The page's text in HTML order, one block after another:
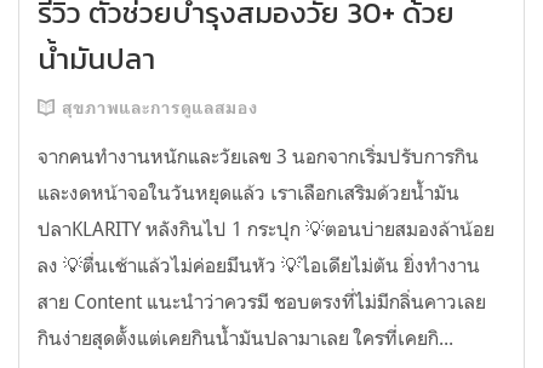
รีวิว ตัวช่วยบำรุงสมองวัย 30+ ด้วย
น้ำมันปลา
สุขภาพและการดูแลสมอง
จากคนทำงานหนักและวัยเลข 3 นอกจากเริ่มปรับการกิน
และงดหน้าจอในวันหยุดแล้ว เราเลือกเสริมด้วยน้ำมัน
ปลาKLARITY หลังกินไป 1 กระปุก 💡ตอนบ่ายสมองล้าน้อย
ลง 💡ตื่นเช้าแล้วไม่ค่อยมึนหัว 💡ไอเดียไม่ตัน ยิ่งทำงาน
สาย Content แนะนำว่าควรมี ชอบตรงที่ไม่มีกลิ่นคาวเลย
กินง่ายสุดตั้งแต่เคยกินน้ำมันปลามาเลย ใครที่เคยกิ...